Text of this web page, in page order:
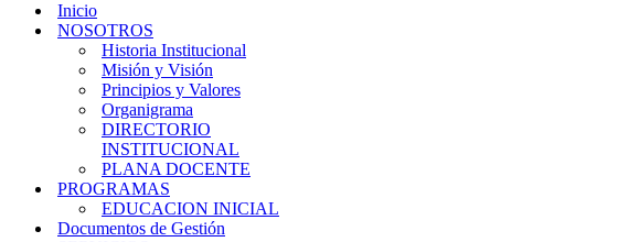
navegación
Inicio
NOSOTROS
Historia Institucional
Misión y Visión
Principios y Valores
Organigrama
DIRECTORIO
INSTITUCIONAL
PLANA DOCENTE
PROGRAMAS
EDUCACION INICIAL
Documentos de Gestión